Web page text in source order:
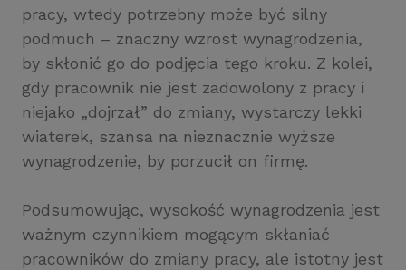
pracy, wtedy potrzebny może być silny
podmuch – znaczny wzrost wynagrodzenia,
by skłonić go do podjęcia tego kroku. Z kolei,
gdy pracownik nie jest zadowolony z pracy i
niejako „dojrzał” do zmiany, wystarczy lekki
wiaterek, szansa na nieznacznie wyższe
wynagrodzenie, by porzucił on firmę.
Podsumowując, wysokość wynagrodzenia jest
ważnym czynnikiem mogącym skłaniać
pracowników do zmiany pracy, ale istotny jest